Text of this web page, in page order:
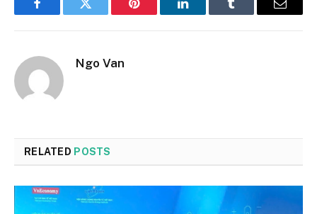
FacebookTwitter Pinterest LinkedInTumblr Email
Ngo Van
RELATED POSTS